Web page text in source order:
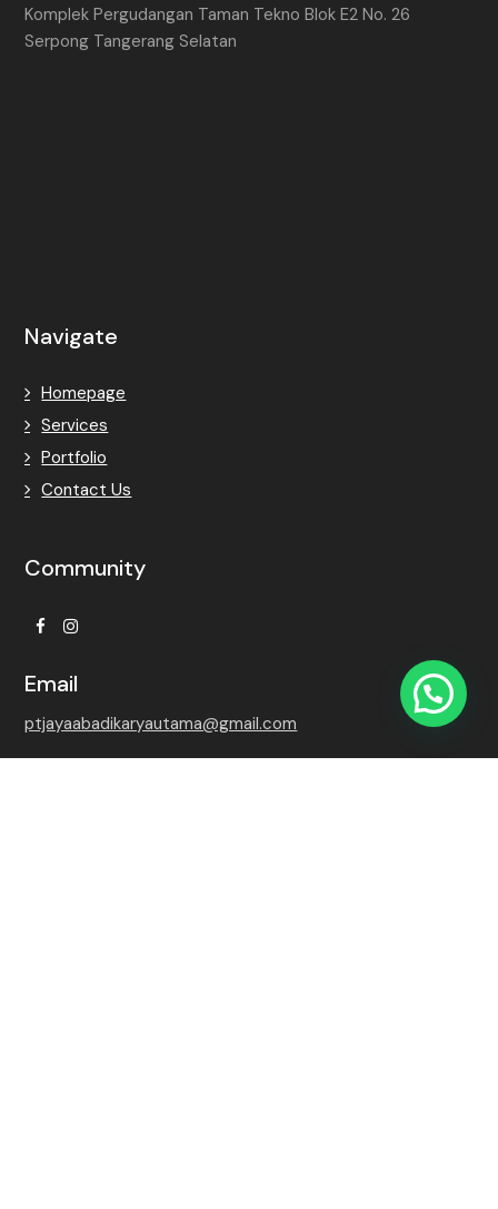
Komplek Pergudangan Taman Tekno Blok E2 No. 26
Serpong Tangerang Selatan
Navigate
Homepage
Services
Portfolio
Contact Us
Community
FacebookInstagram
Email
ptjayaabadikaryautama@gmail.com